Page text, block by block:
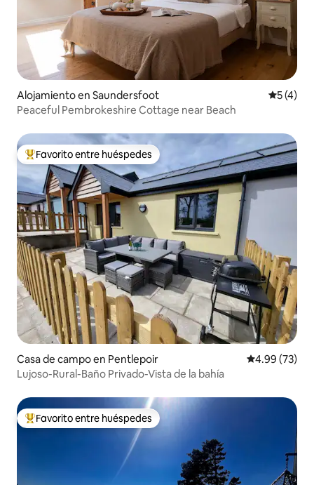
Alojamiento en Saundersfoot
5 (4)
Peaceful Pembrokeshire Cottage near Beach
Favorito entre huéspedes preferido
Favorito entre huéspedes
Casa de campo en Pentlepoir Calificación
4.99 (73)
Lujoso-Rural-Baño Privado-Vista de la bahía
Favorito entre huéspedes preferido
Favorito entre huéspedes